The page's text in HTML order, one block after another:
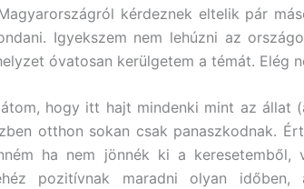
kérdeznek eltelik pár
Igyekszem nem lehúzni az
óvatosan kerülgetem a témát. Elég
hogy itt hajt mindenki mint az állat
otthon sokan csak panaszkodnak.
ha nem jönnék ki a keresetemből,
pozitívnak maradni olyan